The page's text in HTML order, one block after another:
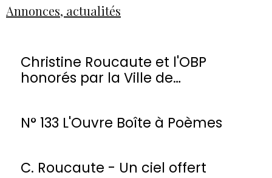
Annonces, actualités
Christine Roucaute et l'OBP
honorés par la Ville de
N° 133 L'Ouvre Boîte à Poèmes
C. Roucaute - Un ciel offert